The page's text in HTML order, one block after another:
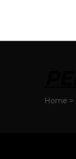
Home >